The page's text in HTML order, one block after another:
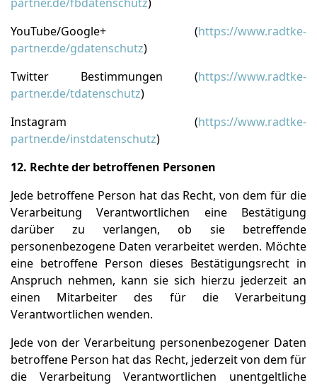
YouTube/Google+ (https://www.radtke-
partner.de/gdatenschutz)
Twitter Bestimmungen (https://www.radtke-
partner.de/tdatenschutz)
Instagram (https://www.radtke-
partner.de/instdatenschutz)
12. Rechte der betroffenen Personen
Jede betroffene Person hat das Recht, von dem für die
Verarbeitung Verantwortlichen eine Bestätigung
darüber zu verlangen, ob sie betreffende
personenbezogene Daten verarbeitet werden. Möchte
eine betroffene Person dieses Bestätigungsrecht in
Anspruch nehmen, kann sie sich hierzu jederzeit an
einen Mitarbeiter des für die Verarbeitung
Verantwortlichen wenden.
Jede von der Verarbeitung personenbezogener Daten
betroffene Person hat das Recht, jederzeit von dem für
die Verarbeitung Verantwortlichen unentgeltliche